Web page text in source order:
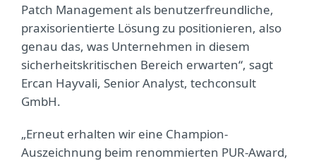
Patch Management als benutzerfreundliche,
praxisorientierte Lösung zu positionieren, also
genau das, was Unternehmen in diesem
sicherheitskritischen Bereich erwarten“, sagt
Ercan Hayvali, Senior Analyst, techconsult
GmbH.
„Erneut erhalten wir eine Champion-
Auszeichnung beim renommierten PUR-Award,